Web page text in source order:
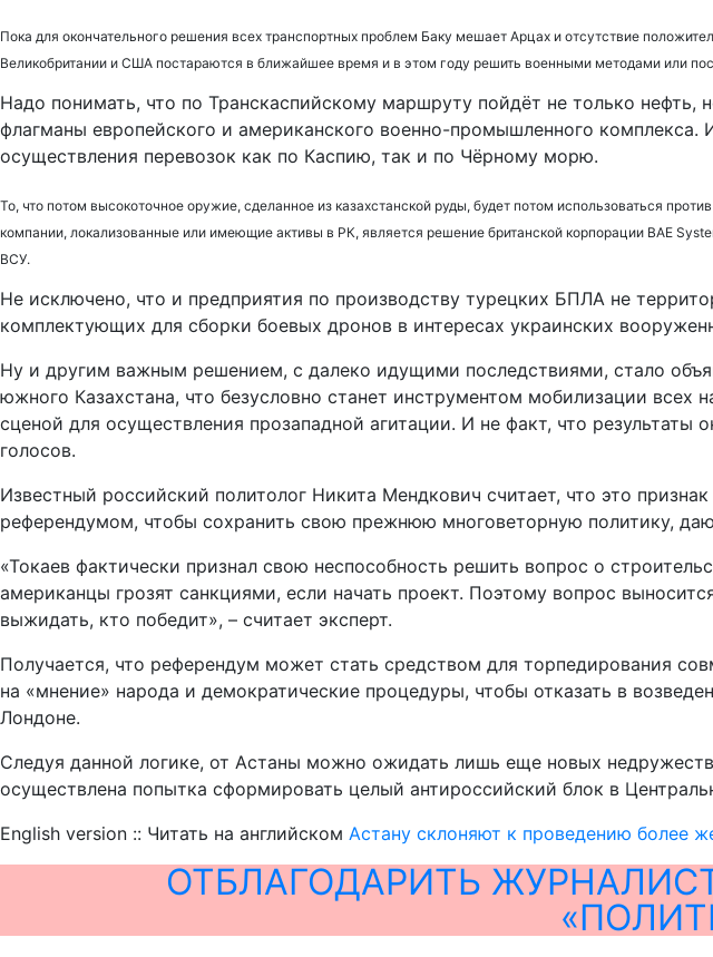
Пока для окончательного решения всех транспортных проблем Баку мешает Арцах и отсутствие
Великобритании и США постараются в ближайшее время и в этом году решить военными методами или
Надо понимать, что по Транскаспийскому маршруту пойдёт не только
флагманы европейского и американского военно-промышленного
осуществления перевозок как по Каспию, так и по Чёрному морю.
То, что потом высокоточное оружие, сделанное из казахстанской руды, будет потом использоваться
компании, локализованные или имеющие активы в РК, является решение британской корпорации BAE
ВСУ.
Не исключено, что и предприятия по производству турецких БПЛА не
комплектующих для сборки боевых дронов в интересах украинских
Ну и другим важным решением, с далеко идущими последствиями, стало
южного Казахстана, что безусловно станет инструментом мобилизации всех
сценой для осуществления прозападной агитации. И не факт, что
голосов.
Известный российский политолог Никита Мендкович считает, что это
референдумом, чтобы сохранить свою прежнюю многоветорную политику,
«Токаев фактически признал свою неспособность решить вопрос о
американцы грозят санкциями, если начать проект. Поэтому вопрос
выжидать, кто победит», – считает эксперт.
Получается, что референдум может стать средством для торпедирования
на «мнение» народа и демократические процедуры, чтобы отказать в
Лондоне.
Следуя данной логике, от Астаны можно ожидать лишь еще новых
осуществлена попытка сформировать целый антироссийский блок в
English version :: Читать на английском Астану склоняют к проведению более
ОТБЛАГОДАРИТЬ